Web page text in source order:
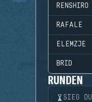
RENSHIRO
RAFALE
ELEMZJE
BRID
RUNDEN
SIEG